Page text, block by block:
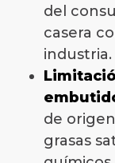
del
casera
industria.
de
grasas